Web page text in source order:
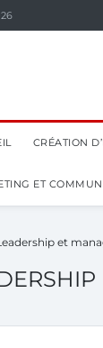
CRÉATION
ET
et